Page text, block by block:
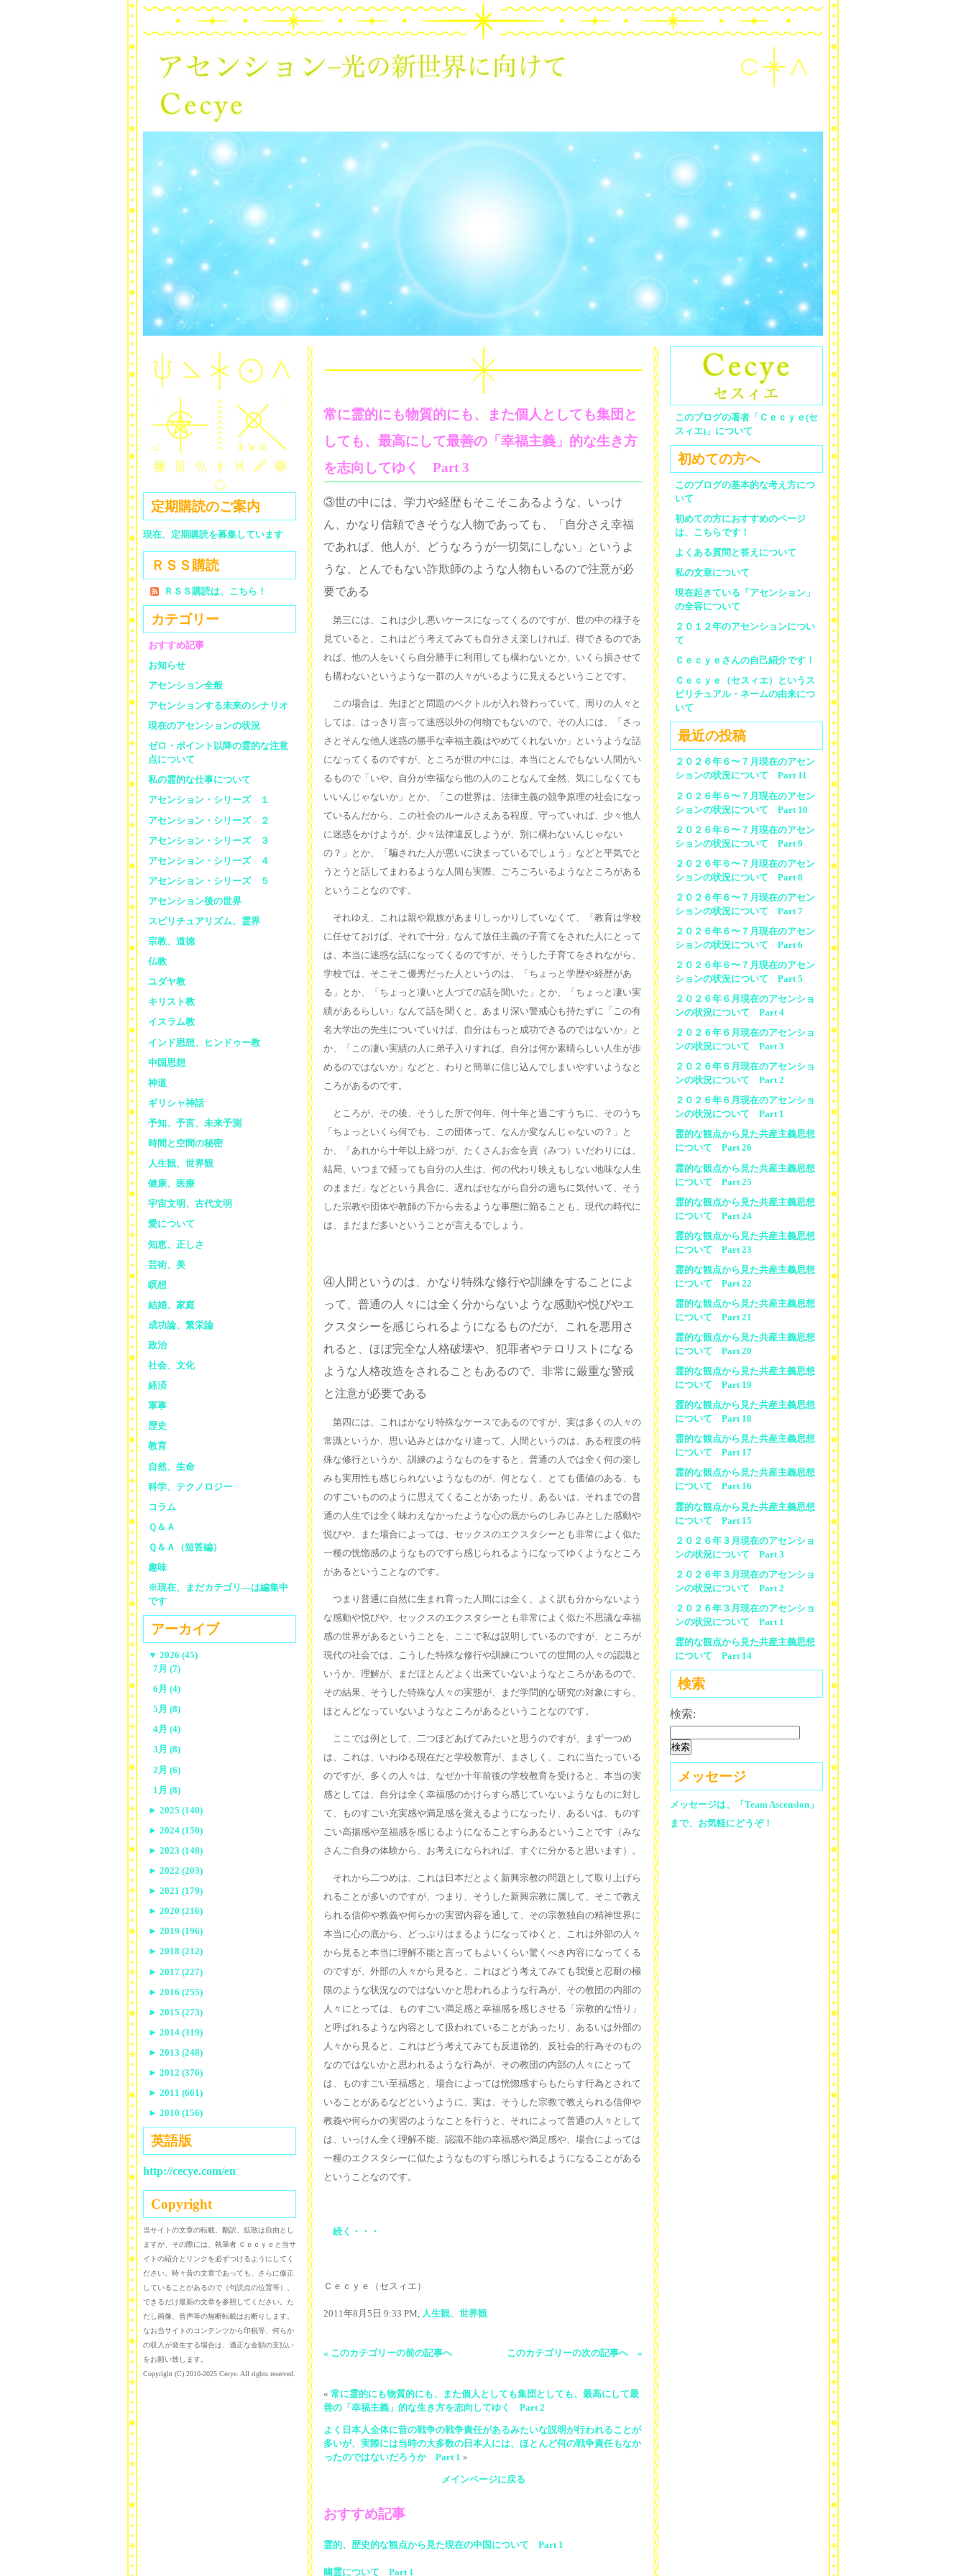
常に霊的にも物質的にも、また個人としても集団と
しても、最高にして最善の「幸福主義」的な生き方
を志向してゆく Part 3
③世の中には、学力や経歴もそこそこあるような、いっけ
ん、かなり信頼できそうな人物であっても、「自分さえ幸福
であれば、他人が、どうなろうが一切気にしない」というよ
うな、とんでもない詐欺師のような人物もいるので注意が必
要である
第三には、これは少し悪いケースになってくるのですが、世の中の様子を
見ていると、これはどう考えてみても自分さえ楽しければ、得できるのであ
れば、他の人をいくら自分勝手に利用しても構わないとか、いくら損させて
も構わないというような一群の人々がいるように見えるということです。
この場合は、先ほどと問題のベクトルが入れ替わっていて、周りの人々と
しては、はっきり言って迷惑以外の何物でもないので、その人には、「さっ
さとそんな他人迷惑の勝手な幸福主義はやめてくれないか」というような話
になってくるのですが、ところが世の中には、本当にとんでもない人間がい
るもので「いや、自分が幸福なら他の人のことなんて全然、気にしなくても
いいんじゃないか」とか、「この世界は、法律主義の競争原理の社会になっ
ているんだから、この社会のルールさえある程度、守っていれば、少々他人
に迷惑をかけようが、少々法律違反しようが、別に構わないんじゃない
の？」とか、「騙された人が悪いに決まっているでしょう」などと平気でと
うとうと話してまわるような人間も実際、ごろごろいるようなところがある
ということなのです。
それゆえ、これは親や親族があまりしっかりしていなくて、「教育は学校
に任せておけば、それで十分」なんて放任主義の子育てをされた人にとって
は、本当に迷惑な話になってくるのですが、そうした子育てをされながら、
学校では、そこそこ優秀だった人というのは、「ちょっと学歴や経歴があ
る」とか、「ちょっと凄いと人づての話を聞いた」とか、「ちょっと凄い実
績があるらしい」なんて話を聞くと、あまり深い警戒心も持たずに「この有
名大学出の先生についていけば、自分はもっと成功できるのではないか」と
か、「この凄い実績の人に弟子入りすれば、自分は何か素晴らしい人生が歩
めるのではないか」などと、わりと簡単に信じ込んでしまいやすいようなと
ころがあるのです。
ところが、その後、そうした所で何年、何十年と過ごすうちに、そのうち
「ちょっといくら何でも、この団体って、なんか変なんじゃないの？」と
か、「あれから十年以上経つが、たくさんお金を貢（みつ）いだわりには、
結局、いつまで経っても自分の人生は、何の代わり映えもしない地味な人生
のままだ」などという具合に、遅ればせながら自分の過ちに気付いて、そう
した宗教や団体や教師の下から去るような事態に陥ることも、現代の時代に
は、まだまだ多いということが言えるでしょう。
④人間というのは、かなり特殊な修行や訓練をすることによ
って、普通の人々には全く分からないような感動や悦びやエ
クスタシーを感じられるようになるものだが、これを悪用さ
れると、ほぼ完全な人格破壊や、犯罪者やテロリストになる
ような人格改造をされることもあるので、非常に厳重な警戒
と注意が必要である
第四には、これはかなり特殊なケースであるのですが、実は多くの人々の
常識というか、思い込みとはかなり違って、人間というのは、ある程度の特
殊な修行というか、訓練のようなものをすると、普通の人では全く何の楽し
みも実用性も感じられないようなものが、何となく、とても価値のある、も
のすごいもののように思えてくることがあったり、あるいは、それまでの普
通の人生では全く味わえなかったような心の底からのしみじみとした感動や
悦びや、また場合によっては、セックスのエクスタシーとも非常によく似た
一種の恍惚感のようなものですら感じられるようになってゆくようなところ
があるということなのです。
つまり普通に自然に生まれ育った人間には全く、よく訳も分からないよう
な感動や悦びや、セックスのエクスタシーとも非常によく似た不思議な幸福
感の世界があるということを、ここで私は説明しているのですが、ところが
現代の社会では、こうした特殊な修行や訓練についての世間の人々の認識と
いうか、理解が、まだほとんどよく出来ていないようなところがあるので、
その結果、そうした特殊な人々の実態が、まだ学問的な研究の対象にすら、
ほとんどなっていないようなところがあるということなのです。
ここでは例として、二つほどあげてみたいと思うのですが、まず一つめ
は、これは、いわゆる現在だと学校教育が、まさしく、これに当たっている
のですが、多くの人々は、なぜか十年前後の学校教育を受けると、本当の実
感としては、自分は全く幸福感のかけらすら感じていないようなものに対し
て、ものすごい充実感や満足感を覚えるようになったり、あるいは、ものす
ごい高揚感や至福感を感じるようになることすらあるということです（みな
さんご自身の体験から、お考えになられれば、すぐに分かると思います）。
それから二つめは、これは日本だとよく新興宗教の問題として取り上げら
れることが多いのですが、つまり、そうした新興宗教に属して、そこで教え
られる信仰や教義や何らかの実習内容を通して、その宗教独自の精神世界に
本当に心の底から、どっぷりはまるようになってゆくと、これは外部の人々
から見ると本当に理解不能と言ってもよいくらい驚くべき内容になってくる
のですが、外部の人々から見ると、これはどう考えてみても我慢と忍耐の極
限のような状況なのではないかと思われるような行為が、その教団の内部の
人々にとっては、ものすごい満足感と幸福感を感じさせる「宗教的な悟り」
と呼ばれるような内容として扱われていることがあったり、あるいは外部の
人々から見ると、これはどう考えてみても反道徳的、反社会的行為そのもの
なのではないかと思われるような行為が、その教団の内部の人々にとって
は、ものすごい至福感と、場合によっては恍惚感すらもたらす行為とされて
いることがあるなどというように、実は、そうした宗教で教えられる信仰や
教義や何らかの実習のようなことを行うと、それによって普通の人々として
は、いっけん全く理解不能、認識不能の幸福感や満足感や、場合によっては
一種のエクスタシーに似たようなものすら感じられるようになることがある
ということなのです。
続く・・・
Ｃｅｃｙｅ（セスィエ）
2011年8月5日 9:33 PM, 人生観、世界観
« このカテゴリーの前の記事へ このカテゴリーの次の記事へ »
« 常に霊的にも物質的にも、また個人としても集団としても、最高にして最
善の「幸福主義」的な生き方を志向してゆく Part 2
よく日本人全体に昔の戦争の戦争責任があるみたいな説明が行われることが
多いが、実際には当時の大多数の日本人には、ほとんど何の戦争責任もなか
ったのではないだろうか Part 1 »
メインページに戻る
おすすめ記事
霊的、歴史的な観点から見た現在の中国について Part 1
幽霊について Part 1
このブログの著者「Ｃｅｃｙｅ(セ
スィエ)」について
初めての方へ
このブログの基本的な考え方につ
いて
初めての方におすすめのページ
は、こちらです！
よくある質問と答えについて
私の文章について
現在起きている「アセンション」
の全容について
２０１２年のアセンションについ
て
Ｃｅｃｙｅさんの自己紹介です！
Ｃｅｃｙｅ（セスィエ）というス
ピリチュアル・ネームの由来につ
いて
最近の投稿
２０２６年６〜７月現在のアセン
ションの状況について Part 11
２０２６年６〜７月現在のアセン
ションの状況について Part 10
２０２６年６〜７月現在のアセン
ションの状況について Part 9
２０２６年６〜７月現在のアセン
ションの状況について Part 8
２０２６年６〜７月現在のアセン
ションの状況について Part 7
２０２６年６〜７月現在のアセン
ションの状況について Part 6
２０２６年６〜７月現在のアセン
ションの状況について Part 5
２０２６年６月現在のアセンショ
ンの状況について Part 4
２０２６年６月現在のアセンショ
ンの状況について Part 3
２０２６年６月現在のアセンショ
ンの状況について Part 2
２０２６年６月現在のアセンショ
ンの状況について Part 1
霊的な観点から見た共産主義思想
について Part 26
霊的な観点から見た共産主義思想
について Part 25
霊的な観点から見た共産主義思想
について Part 24
霊的な観点から見た共産主義思想
について Part 23
霊的な観点から見た共産主義思想
について Part 22
霊的な観点から見た共産主義思想
について Part 21
霊的な観点から見た共産主義思想
について Part 20
霊的な観点から見た共産主義思想
について Part 19
霊的な観点から見た共産主義思想
について Part 18
霊的な観点から見た共産主義思想
について Part 17
霊的な観点から見た共産主義思想
について Part 16
霊的な観点から見た共産主義思想
について Part 15
２０２６年３月現在のアセンショ
ンの状況について Part 3
２０２６年３月現在のアセンショ
ンの状況について Part 2
２０２６年３月現在のアセンショ
ンの状況について Part 1
霊的な観点から見た共産主義思想
について Part 14
検索
検索:
メッセージ
メッセージは、「Team Ascension」
まで、お気軽にどうぞ！
定期購読のご案内
現在、定期購読を募集しています
ＲＳＳ購読
ＲＳＳ購読は、こちら！
カテゴリー
おすすめ記事
お知らせ
アセンション全般
アセンションする未来のシナリオ
現在のアセンションの状況
ゼロ・ポイント以降の霊的な注意
点について
私の霊的な仕事について
アセンション・シリーズ １
アセンション・シリーズ ２
アセンション・シリーズ ３
アセンション・シリーズ ４
アセンション・シリーズ ５
アセンション後の世界
スピリチュアリズム、霊界
宗教、道徳
仏教
ユダヤ教
キリスト教
イスラム教
インド思想、ヒンドゥー教
中国思想
神道
ギリシャ神話
予知、予言、未来予測
時間と空間の秘密
人生観、世界観
健康、医療
宇宙文明、古代文明
愛について
知恵、正しさ
芸術、美
瞑想
結婚、家庭
成功論、繁栄論
政治
社会、文化
経済
軍事
歴史
教育
自然、生命
科学、テクノロジー
コラム
Ｑ＆Ａ
Ｑ＆Ａ（短答編）
趣味
※現在、まだカテゴリ—は編集中
です
アーカイブ
▼ 2026 (45)
7月 (7)
6月 (4)
5月 (8)
4月 (4)
3月 (8)
2月 (6)
1月 (8)
► 2025 (140)
► 2024 (150)
► 2023 (148)
► 2022 (203)
► 2021 (179)
► 2020 (216)
► 2019 (196)
► 2018 (212)
► 2017 (227)
► 2016 (255)
► 2015 (273)
► 2014 (319)
► 2013 (248)
► 2012 (376)
► 2011 (661)
► 2010 (156)
英語版
http://cecye.com/en
Copyright
当サイトの文章の転載、翻訳、拡散は自由とし
ますが、その際には、執筆者 Ｃｅｃｙｅと当サ
イトの紹介とリンクを必ずつけるようにしてく
ださい。時々昔の文章であっても、さらに修正
していることがあるので（句読点の位置等）、
できるだけ最新の文章を参照してください。た
だし画像、音声等の無断転載はお断りします。
なお当サイトのコンテンツから印税等、何らか
の収入が発生する場合は、適正な金額の支払い
をお願い致します。
Copyright (C) 2010-2025 Cecye. All rights reserved.